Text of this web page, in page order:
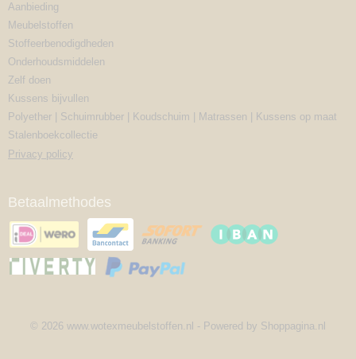
Aanbieding
Meubelstoffen
Stoffeerbenodigdheden
Onderhoudsmiddelen
Zelf doen
Kussens bijvullen
Polyether | Schuimrubber | Koudschuim | Matrassen | Kussens op maat
Stalenboekcollectie
Privacy policy
Betaalmethodes
© 2026 www.wotexmeubelstoffen.nl - Powered by Shoppagina.nl